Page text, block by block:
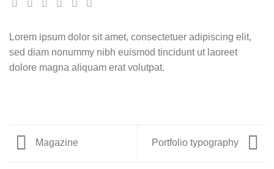
Lorem ipsum dolor sit amet, consectetuer adipiscing elit,
sed diam nonummy nibh euismod tincidunt ut laoreet
dolore magna aliquam erat volutpat.
Magazine Portfolio typography